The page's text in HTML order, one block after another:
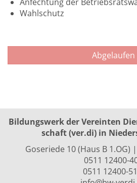
Wahlschutz
Abgelaufen
Bildungswerk der Vereinten
schaft (ver.di) in
Goseriede 10 (Haus B 1.OG)
0511 12400-
0511 12400-